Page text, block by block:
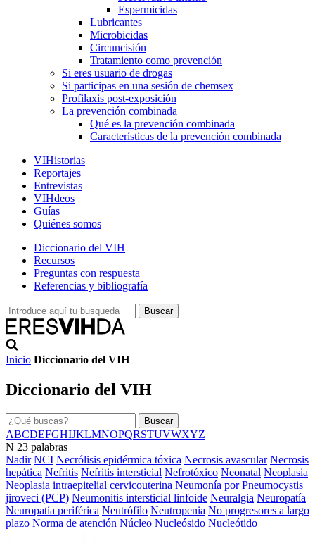
Espermicidas
Lubricantes
Microbicidas
Circuncisión
Tratamiento como prevención
Si eres usuario de drogas
Si participas en una sesión de chemsex
Profilaxis post-exposición
La prevención combinada
Qué es la prevención combinada
Características de la prevención combinada
VIHistorias
Reportajes
Entrevistas
VIHdeos
Guías
Quiénes somos
Diccionario del VIH
Recursos
Preguntas con respuesta
Referencias y bibliografía
Inicio Diccionario del VIH
Diccionario del VIH
Buscar
ABCDEFGHIJKLMNOPQRSTUVWXYZ
N 23 palabras
Nadir NCI Necrólisis epidérmica tóxica Necrosis avascular Necrosis
hepática Nefritis Nefritis intersticial Nefrotóxico Neonatal Neoplasia
Neoplasia intraepitelial cervicouterina Neumonía por Pneumocystis
jiroveci (PCP) Neumonitis intersticial linfoide Neuralgia Neuropatía
Neuropatía periférica Neutrófilo Neutropenia No progresores a largo
plazo Norma de atención Núcleo Nucleósido Nucleótido